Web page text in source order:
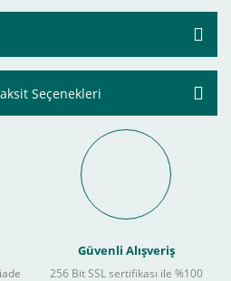
Seçenekleri
Güvenli Alışveriş
256 Bit SSL sertifikası ile %100